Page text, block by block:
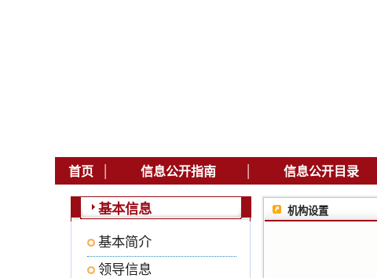
首页 | 信息公开指南 | 信息公开目录
基本信息
基本简介
领导信息
机构设置